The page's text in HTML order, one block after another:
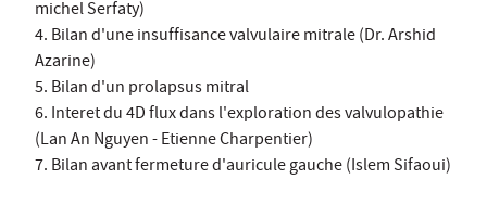
michel Serfaty)
4. Bilan d'une insuffisance valvulaire mitrale (Dr. Arshid
Azarine)
5. Bilan d'un prolapsus mitral
6. Interet du 4D flux dans l'exploration des valvulopathie
(Lan An Nguyen - Etienne Charpentier)
7. Bilan avant fermeture d'auricule gauche (Islem Sifaoui)